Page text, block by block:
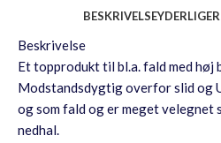
BESKRIVELSE
Beskrivelse
Et topprodukt til bl.a. fald med
Modstandsdygtig overfor slid og
og som fald og er meget velegnet
nedhal.